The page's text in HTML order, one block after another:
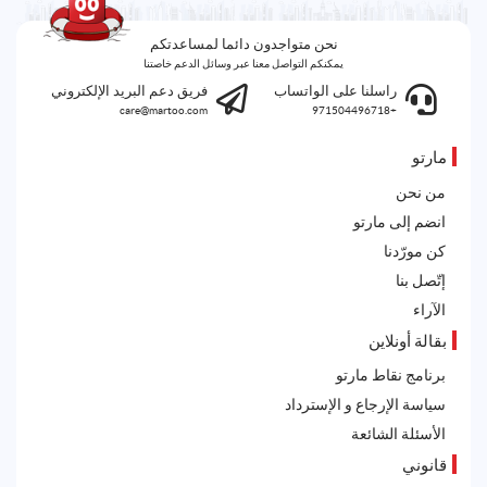
نحن متواجدون دائما لمساعدتكم
يمكنكم التواصل معنا عبر وسائل الدعم خاصتنا
راسلنا على الواتساب
+971504496718
فريق دعم البريد الإلكتروني
care@martoo.com
مارتو
من نحن
انضم إلى مارتو
كن مورّدنا
إتّصل بنا
الآراء
بقالة أونلاين
برنامج نقاط مارتو
سياسة الإرجاع و الإسترداد
الأسئلة الشائعة
قانوني